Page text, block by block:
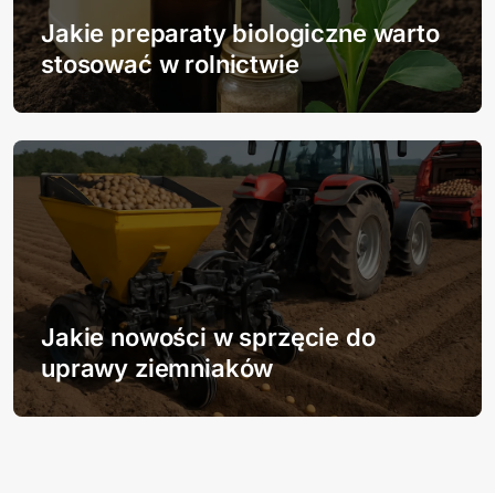
Jakie preparaty biologiczne warto
stosować w rolnictwie
Jakie nowości w sprzęcie do
uprawy ziemniaków